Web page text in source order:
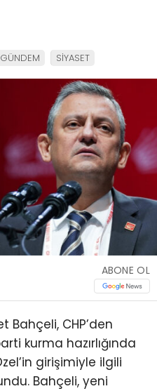
GÜNDEM SİYASET
ABONE OL
Bahçeli, CHP’den
kurma hazırlığında
girişimiyle ilgili
Bahçeli, yeni